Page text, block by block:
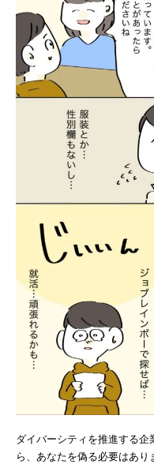
ダイバーシティを推進する
ら、あなたを偽る必要はあり